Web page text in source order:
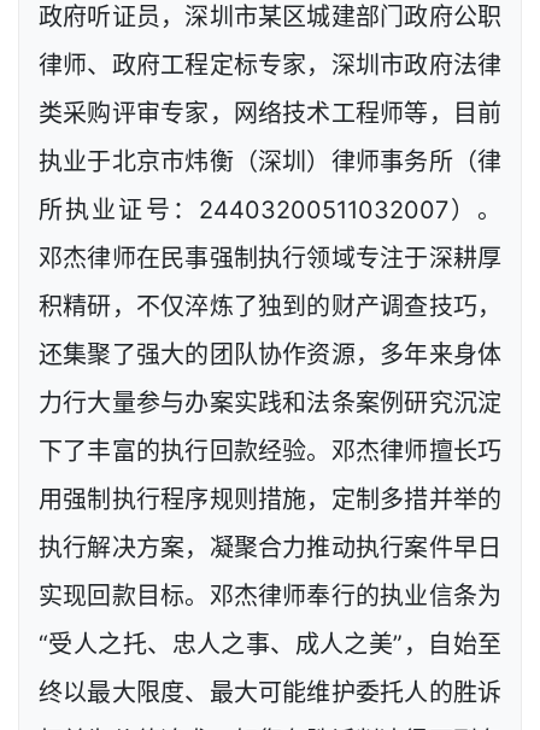
政府听证员，深圳市某区城建部门政府公职
律师、政府工程定标专家，深圳市政府法律
类采购评审专家，网络技术工程师等，目前
执业于北京市炜衡（深圳）律师事务所（律
所执业证号：24403200511032007）。
邓杰律师在民事强制执行领域专注于深耕厚
积精研，不仅淬炼了独到的财产调查技巧，
还集聚了强大的团队协作资源，多年来身体
力行大量参与办案实践和法条案例研究沉淀
下了丰富的执行回款经验。邓杰律师擅长巧
用强制执行程序规则措施，定制多措并举的
执行解决方案，凝聚合力推动执行案件早日
实现回款目标。邓杰律师奉行的执业信条为
“受人之托、忠人之事、成人之美”，自始至
终以最大限度、最大可能维护委托人的胜诉